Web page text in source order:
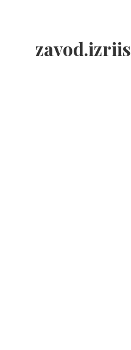
zavod.izriis